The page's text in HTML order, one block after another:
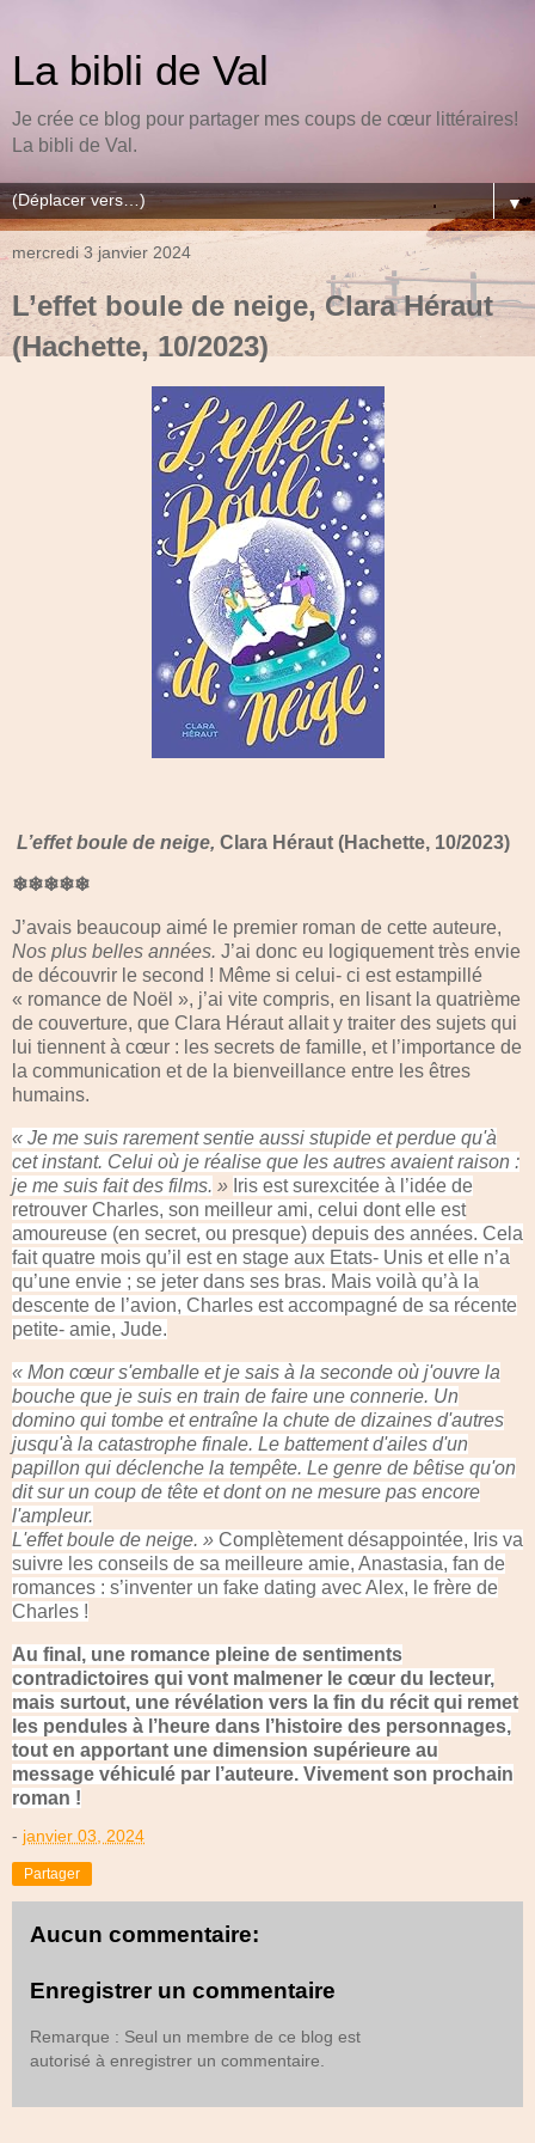
La bibli de Val
Je crée ce blog pour partager mes coups de cœur littéraires!
La bibli de Val.
▼
mercredi 3 janvier 2024
L’effet boule de neige, Clara Héraut
(Hachette, 10/2023)
L’effet boule de neige, Clara Héraut (Hachette, 10/2023)
❄❄❄❄❄
J’avais beaucoup aimé le premier roman de cette auteure,
Nos plus belles années. J’ai donc eu logiquement très envie
de découvrir le second ! Même si celui- ci est estampillé
« romance de Noël », j’ai vite compris, en lisant la quatrième
de couverture, que Clara Héraut allait y traiter des sujets qui
lui tiennent à cœur : les secrets de famille, et l’importance de
la communication et de la bienveillance entre les êtres
humains.
« Je me suis rarement sentie aussi stupide et perdue qu'à
cet instant. Celui où je réalise que les autres avaient raison :
je me suis fait des films. » Iris est surexcitée à l’idée de
retrouver Charles, son meilleur ami, celui dont elle est
amoureuse (en secret, ou presque) depuis des années. Cela
fait quatre mois qu’il est en stage aux Etats- Unis et elle n’a
qu’une envie ; se jeter dans ses bras. Mais voilà qu’à la
descente de l’avion, Charles est accompagné de sa récente
petite- amie, Jude.
« Mon cœur s'emballe et je sais à la seconde où j'ouvre la
bouche que je suis en train de faire une connerie. Un
domino qui tombe et entraîne la chute de dizaines d'autres
jusqu'à la catastrophe finale. Le battement d'ailes d'un
papillon qui déclenche la tempête. Le genre de bêtise qu'on
dit sur un coup de tête et dont on ne mesure pas encore
l'ampleur.
L'effet boule de neige. » Complètement désappointée, Iris va
suivre les conseils de sa meilleure amie, Anastasia, fan de
romances : s’inventer un fake dating avec Alex, le frère de
Charles !
Au final, une romance pleine de sentiments
contradictoires qui vont malmener le cœur du lecteur,
mais surtout, une révélation vers la fin du récit qui remet
les pendules à l’heure dans l’histoire des personnages,
tout en apportant une dimension supérieure au
message véhiculé par l’auteure. Vivement son prochain
roman !
- janvier 03, 2024
Partager
Aucun commentaire:
Enregistrer un commentaire
Remarque : Seul un membre de ce blog est
autorisé à enregistrer un commentaire.